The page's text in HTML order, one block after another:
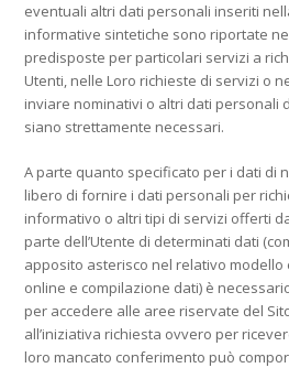
eventuali altri dati personali inseriti
informative sintetiche sono riportate
predisposte per particolari servizi a
Utenti, nelle Loro richieste di servizi o
inviare nominativi o altri dati personali
siano strettamente necessari.
A parte quanto specificato per i dati di
libero di fornire i dati personali per
informativo o altri tipi di servizi offerti
parte dell’Utente di determinati dati
apposito asterisco nel relativo
online e compilazione dati) è
per accedere alle aree riservate del
all’iniziativa richiesta ovvero per
loro mancato conferimento può